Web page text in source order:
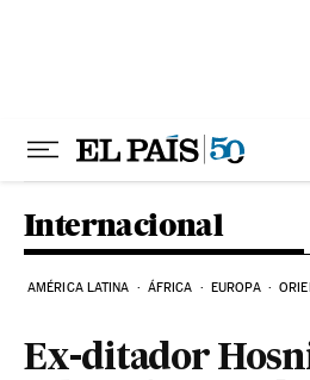
Internacional
AMÉRICA LATINA ÁFRICA EUROPA
Ex-ditador